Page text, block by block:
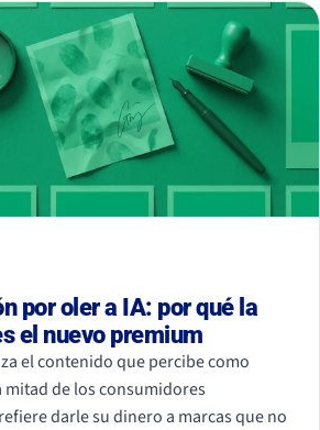
por oler a IA: por qué la
el nuevo premium
el contenido que percibe como
mitad de los consumidores
darle su dinero a marcas que no